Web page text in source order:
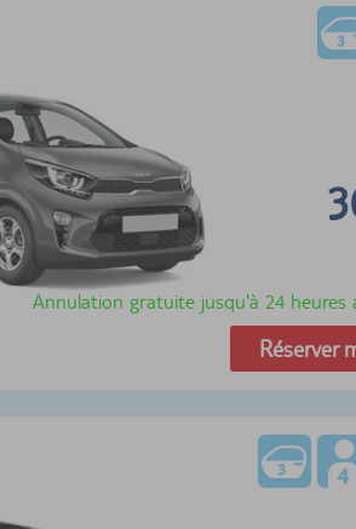
Annulation gratuite jusqu'à 24 heures
Réserver